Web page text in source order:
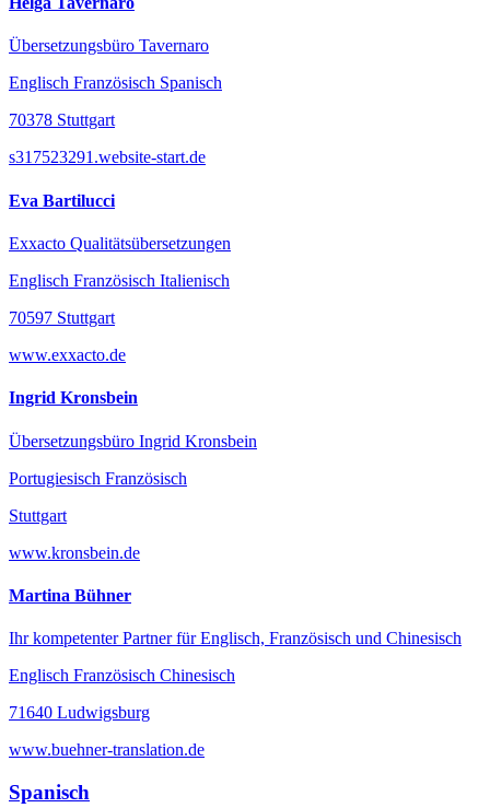
Übersetzungsbüro Tavernaro
Englisch Französisch Spanisch
70378 Stuttgart
s317523291.website-start.de
Eva Bartilucci
Exxacto Qualitätsübersetzungen
Englisch Französisch Italienisch
70597 Stuttgart
www.exxacto.de
Ingrid Kronsbein
Übersetzungsbüro Ingrid Kronsbein
Portugiesisch Französisch
Stuttgart
www.kronsbein.de
Martina Bühner
Ihr kompetenter Partner für Englisch, Französisch und Chinesisch
Englisch Französisch Chinesisch
71640 Ludwigsburg
www.buehner-translation.de
Spanisch